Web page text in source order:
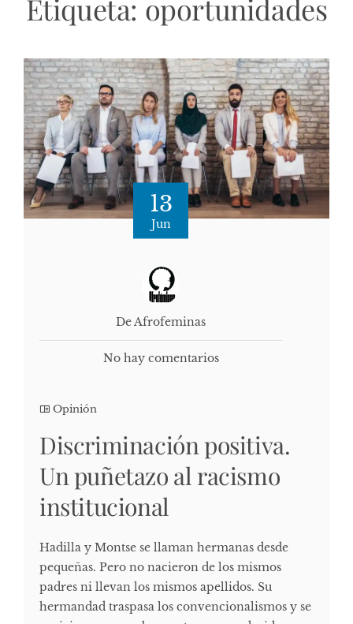
Etiqueta: oportunidades
13
Jun
De Afrofeminas
No hay comentarios
Opinión
Discriminación positiva.
Un puñetazo al racismo
institucional
Hadilla y Montse se llaman hermanas desde
pequeñas. Pero no nacieron de los mismos
padres ni llevan los mismos apellidos. Su
hermandad traspasa los convencionalismos y se